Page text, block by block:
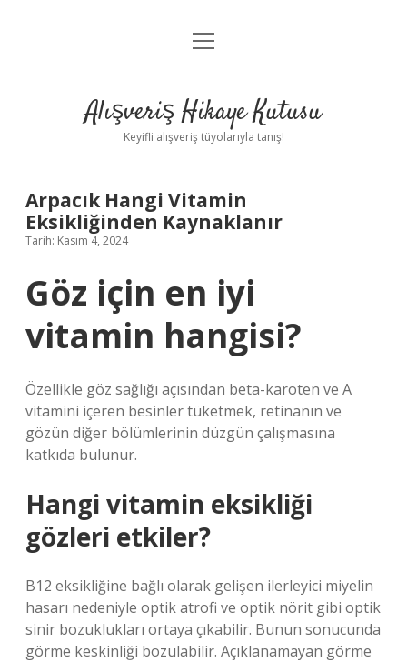
Anasayfa
Yasal Uyarı
menüyü
Alışveriş Hikaye Kutusu
Keyifli alışveriş tüyolarıyla tanış!
Arpacık Hangi Vitamin
Eksikliğinden Kaynaklanır
Tarih: Kasım 4, 2024
Göz için en iyi
vitamin hangisi?
Özellikle göz sağlığı açısından beta-karoten ve A
vitamini içeren besinler tüketmek, retinanın ve
gözün diğer bölümlerinin düzgün çalışmasına
katkıda bulunur.
Hangi vitamin eksikliği
gözleri etkiler?
B12 eksikliğine bağlı olarak gelişen ilerleyici miyelin
hasarı nedeniyle optik atrofi ve optik nörit gibi optik
sinir bozuklukları ortaya çıkabilir. Bunun sonucunda
görme keskinliği bozulabilir. Açıklanamayan görme